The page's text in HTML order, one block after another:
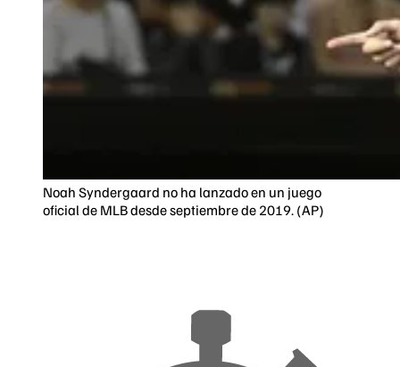
Noah Syndergaard no ha lanzado en un juego
oficial de MLB desde septiembre de 2019. (AP)